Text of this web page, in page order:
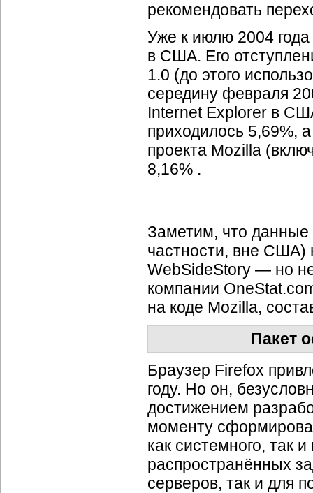
рекомендовать
Уже к июлю 2004
в США. Его
1.0 (до этого
середину февраля
Internet Explorer в
приходилось 5,69%,
проекта Mozilla
8,16% .
Заметим, что данные
частности, вне США)
WebSideStory — но
компании
на коде Mozilla,
Пакет
Браузер Firefox
году. Но он,
достижением
моменту
как системного, так
распространённых
серверов, так и для